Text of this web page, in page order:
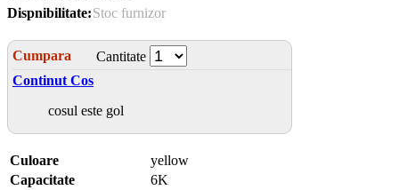
Dispnibilitate:Stoc furnizor
Cumpara
Cantitate
Continut Cos
cosul este gol
Culoare
yellow
Capacitate
6K